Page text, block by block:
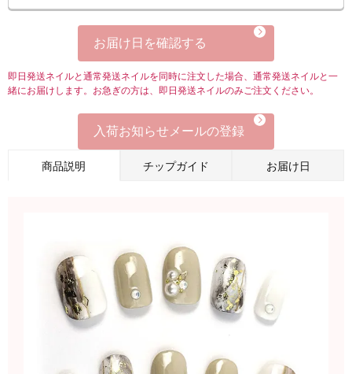
お届け日を確認する
即日発送ネイルと通常発送ネイルを同時に注文した場合、通常発送ネイルと一
緒にお届けします。お急ぎの方は、即日発送ネイルのみご注文ください。
入荷お知らせメールの登録
商品説明 チップガイド お届け日